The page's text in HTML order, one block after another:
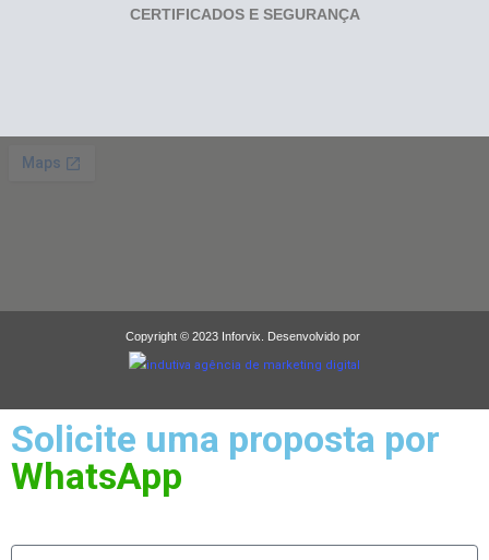
CERTIFICADOS E SEGURANÇA
Copyright © 2023 Inforvix. Desenvolvido por
Solicite uma proposta por
WhatsApp